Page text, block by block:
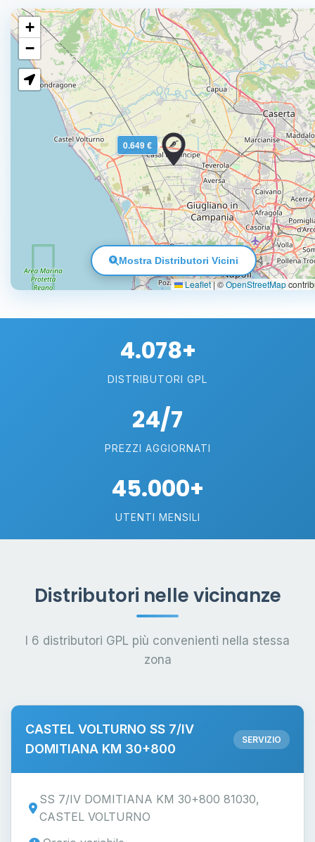
0.649 €
+
−
Leaflet|©OpenStreetMap
Mostra Distributori Vicini
4.078+
DISTRIBUTORI GPL
24/7
PREZZI AGGIORNATI
45.000+
UTENTI MENSILI
Distributori nelle vicinanze
I 6 distributori GPL più convenienti nella stessa
zona
CASTEL VOLTURNO SS 7/IV
DOMITIANA KM 30+800
SERVIZIO
SS 7/IV DOMITIANA KM 30+800 81030,
CASTEL VOLTURNO